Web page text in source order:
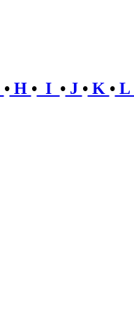
•H •I •J •K •L